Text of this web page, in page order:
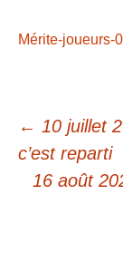
Mérite-joueurs-
← 10 juillet
c’est reparti
16 août